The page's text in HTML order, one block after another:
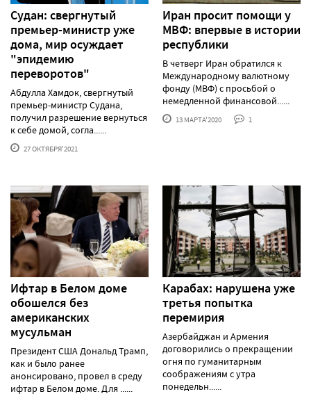
Судан: свергнутый
премьер-министр уже
дома, мир осуждает
"эпидемию
переворотов"
Абдулла Хамдок, свергнутый
премьер-министр Судана,
получил разрешение вернуться
к себе домой, согла......
27 ОКТЯБРЯ'2021
Иран просит помощи у
МВФ: впервые в истории
республики
В четверг Иран обратился к
Международному валютному
фонду (МВФ) с просьбой о
немедленной финансовой......
13 МАРТА'2020 1
Ифтар в Белом доме
обошелся без
американских
мусульман
Президент США Дональд Трамп,
как и было ранее
анонсировано, провел в среду
ифтар в Белом доме. Для ......
Карабах: нарушена уже
третья попытка
перемирия
Азербайджан и Армения
договорились о прекращении
огня по гуманитарным
соображениям с утра
понедельн......